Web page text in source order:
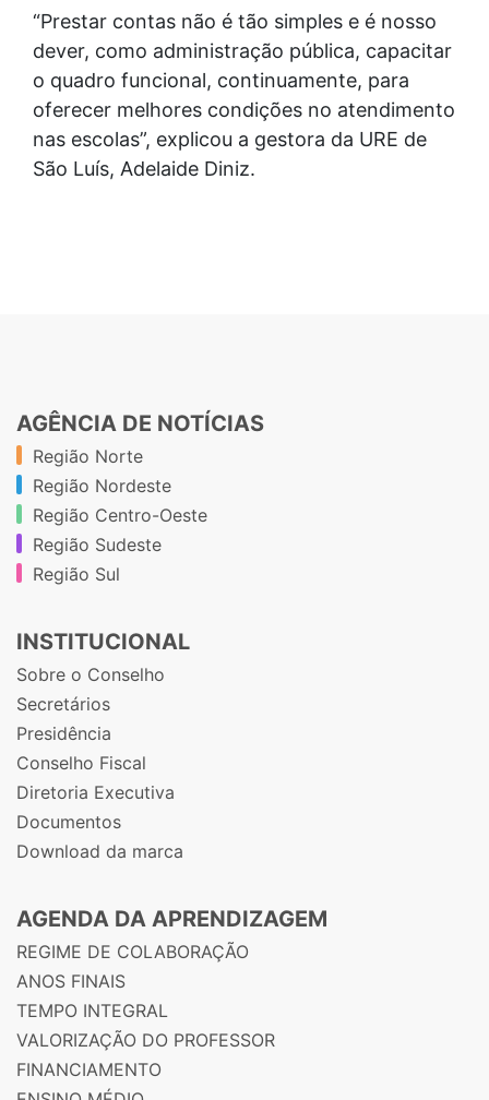
“Prestar contas não é tão simples e é nosso
dever, como administração pública, capacitar
o quadro funcional, continuamente, para
oferecer melhores condições no atendimento
nas escolas”, explicou a gestora da URE de
São Luís, Adelaide Diniz.
AGÊNCIA DE NOTÍCIAS
Região Norte
Região Nordeste
Região Centro-Oeste
Região Sudeste
Região Sul
INSTITUCIONAL
Sobre o Conselho
Secretários
Presidência
Conselho Fiscal
Diretoria Executiva
Documentos
Download da marca
AGENDA DA APRENDIZAGEM
REGIME DE COLABORAÇÃO
ANOS FINAIS
TEMPO INTEGRAL
VALORIZAÇÃO DO PROFESSOR
FINANCIAMENTO